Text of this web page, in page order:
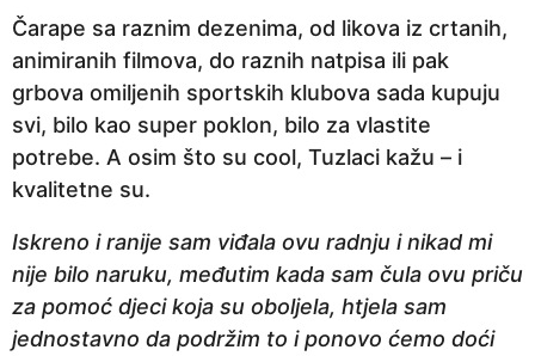
Čarape sa raznim dezenima, od likova iz crtanih,
animiranih filmova, do raznih natpisa ili pak
grbova omiljenih sportskih klubova sada kupuju
svi, bilo kao super poklon, bilo za vlastite
potrebe. A osim što su cool, Tuzlaci kažu – i
kvalitetne su.
Iskreno i ranije sam viđala ovu radnju i nikad mi
nije bilo naruku, međutim kada sam čula ovu priču
za pomoć djeci koja su oboljela, htjela sam
jednostavno da podržim to i ponovo ćemo doći